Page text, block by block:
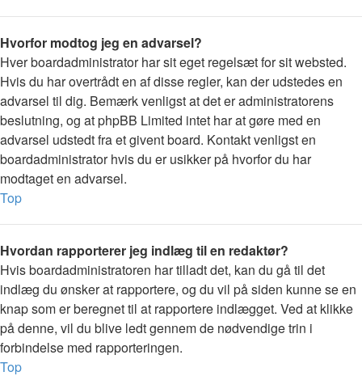
Hvorfor modtog jeg en advarsel?
Hver boardadministrator har sit eget regelsæt for sit websted.
Hvis du har overtrådt en af disse regler, kan der udstedes en
advarsel til dig. Bemærk venligst at det er administratorens
beslutning, og at phpBB Limited intet har at gøre med en
advarsel udstedt fra et givent board. Kontakt venligst en
boardadministrator hvis du er usikker på hvorfor du har
modtaget en advarsel.
Top
Hvordan rapporterer jeg indlæg til en redaktør?
Hvis boardadministratoren har tilladt det, kan du gå til det
indlæg du ønsker at rapportere, og du vil på siden kunne se en
knap som er beregnet til at rapportere indlægget. Ved at klikke
på denne, vil du blive ledt gennem de nødvendige trin i
forbindelse med rapporteringen.
Top